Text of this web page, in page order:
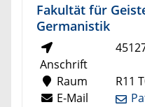
Fakultät für
Germanistik
Anschrift
Raum
R11
E-Mail